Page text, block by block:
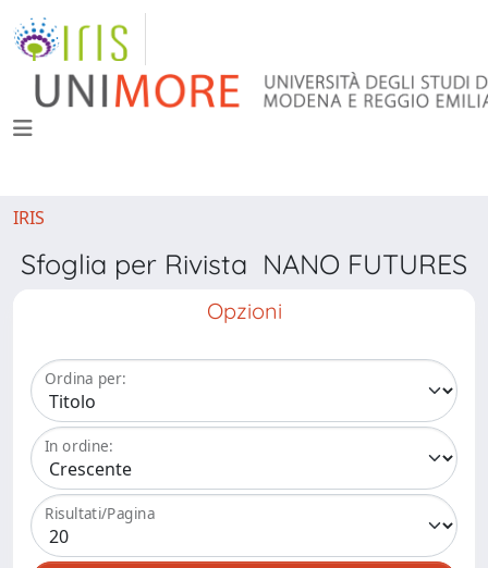
IRIS
Sfoglia per Rivista NANO FUTURES
Opzioni
Ordina per:
In ordine:
Risultati/Pagina